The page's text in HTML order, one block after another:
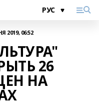
2019, 06:52
26
НА